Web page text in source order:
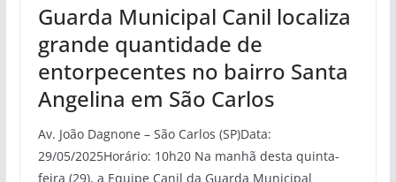
Guarda Municipal Canil localiza
grande quantidade de
entorpecentes no bairro Santa
Angelina em São Carlos
Av. João Dagnone – São Carlos (SP)Data:
29/05/2025Horário: 10h20 Na manhã desta quinta-
feira (29), a Equipe Canil da Guarda Municipal